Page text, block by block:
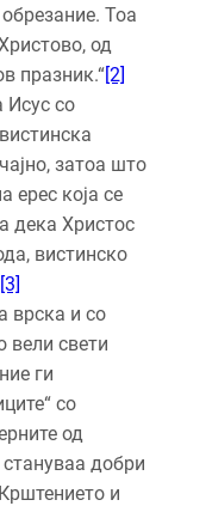
Тоа
од
празник.“[2]
со
затоа што
ерес која се
дека Христос
вистинско
[3]
и со
свети
ги
со
од
стануваа добри
и